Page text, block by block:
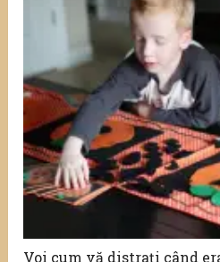
Voi cum vă distraţi când